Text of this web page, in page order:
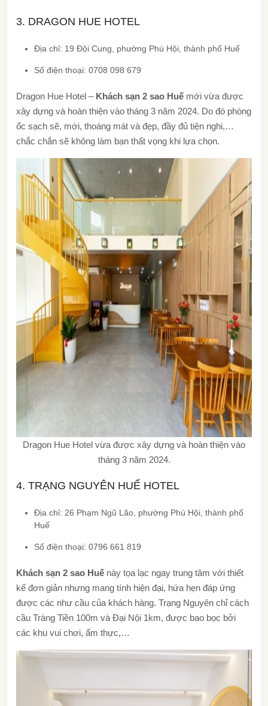
3. DRAGON HUE HOTEL
Địa chỉ: 19 Đội Cung, phường Phú Hội, thành phố Huế
Số điện thoại: 0708 098 679
Dragon Hue Hotel – Khách sạn 2 sao Huế mới vừa được
xây dựng và hoàn thiện vào tháng 3 năm 2024. Do đó phòng
ốc sạch sẽ, mới, thoáng mát và đẹp, đầy đủ tiện nghi,…
chắc chắn sẽ không làm bạn thất vọng khi lựa chọn.
Dragon Hue Hotel vừa được xây dựng và hoàn thiện vào
tháng 3 năm 2024.
4. TRẠNG NGUYÊN HUẾ HOTEL
Địa chỉ: 26 Phạm Ngũ Lão, phường Phú Hội, thành phố
Huế
Số điện thoại: 0796 661 819
Khách sạn 2 sao Huế này tọa lạc ngay trung tâm với thiết
kế đơn giản nhưng mang tính hiện đại, hứa hẹn đáp ứng
được các như cầu của khách hàng. Trạng Nguyên chỉ cách
cầu Tràng Tiền 100m và Đại Nội 1km, được bao bọc bởi
các khu vui chơi, ẩm thực,…